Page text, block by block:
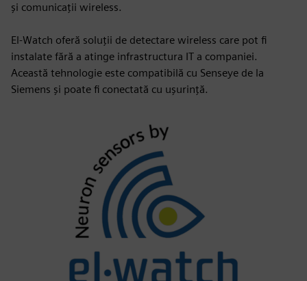
și comunicații wireless.
El-Watch oferă soluții de detectare wireless care pot fi
instalate fără a atinge infrastructura IT a companiei.
Această tehnologie este compatibilă cu Senseye de la
Siemens și poate fi conectată cu ușurință.